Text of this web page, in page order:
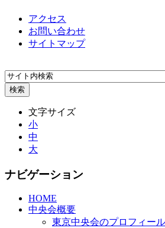
アクセス
お問い合わせ
サイトマップ
文字サイズ
小
中
大
ナビゲーション
HOME
中央会概要
東京中央会のプロフィール